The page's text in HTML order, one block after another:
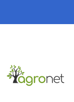
Pasar al contenido